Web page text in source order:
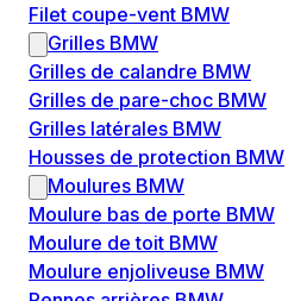
Filet coupe-vent BMW
Grilles BMW
Grilles de calandre BMW
Grilles de pare-choc BMW
Grilles latérales BMW
Housses de protection BMW
Moulures BMW
Moulure bas de porte BMW
Moulure de toit BMW
Moulure enjoliveuse BMW